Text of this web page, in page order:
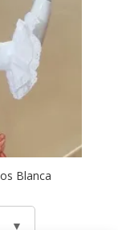
Blanca